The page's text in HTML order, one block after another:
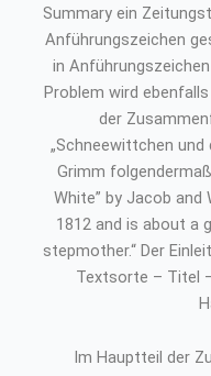
Summary ein
Anführungszeichen
in
Problem wird
der
„Schneewittchen und
Grimm
White” by Jacob and
1812 and is about a
stepmother.“ Der
Textsorte – Titel
Im Hauptteil der